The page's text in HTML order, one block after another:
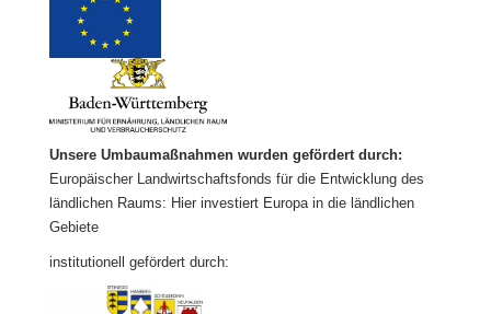
Unsere Umbaumaßnahmen wurden gefördert durch:
Europäischer Landwirtschaftsfonds für die Entwicklung des
ländlichen Raums: Hier investiert Europa in die ländlichen
Gebiete
institutionell gefördert durch: